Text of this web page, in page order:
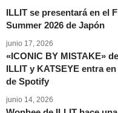
ILLIT se presentará en el
Summer 2026 de Japón
junio 17, 2026
«ICONIC BY MISTAKE»
ILLIT y KATSEYE entra
de Spotify
junio 14, 2026